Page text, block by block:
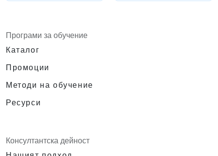
на оптимизиран, многократно използваем
код.
Програми за обучение
Каталог
Промоции
Методи на обучение
Ресурси
Консултантска дейност